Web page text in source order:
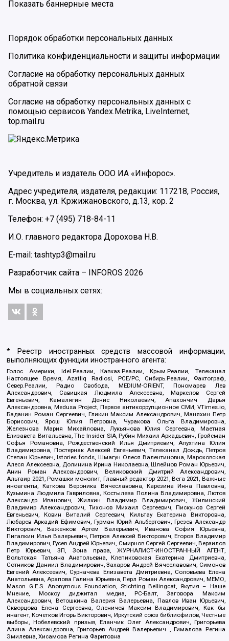
Показать баннерные места
Порядок обработки персональных данных
Политика конфиденциальности и защиты информации
Согласие на обработку персональных данных
обратной связи
Согласие на обработку персональных данных с
помощью сервисов Yandex.Metrika, LiveInternet,
top.mail.ru
Учредитель и издатель ООО ИА «Инфорос».
Адрес учредителя, издателя, редакции: 117218, Россия,
г. Москва, ул. Кржижановского, д.13, кор. 2
Телефон: +7 (495) 718-84-11
И.О. главного редактора Дорохова Н.В.
E-mail: tashtyp3@mail.ru
Разработчик сайта – INFOROS 2026
Мы в социальных сетях:
* Реестр иностранных средств массовой информации,
выполняющих функции иностранного агента:
Голос Америки, Idel.Реалии, Кавказ.Реалии, Крым.Реалии, Телеканал
Настоящее Время, Azatliq Radiosi, PCE/PC, Сибирь.Реалии, Фактограф,
Север.Реалии, Радио Свобода, MEDIUM-ORIENT, Пономарев Лев
Александрович, Савицкая Людмила Алексеевна, Маркелов Сергей
Евгеньевич, Камалягин Денис Николаевич, Апахончич Дарья
Александровна, Medusa Project, Первое антикоррупционное СМИ, VTimes.io,
Баданин Роман Сергеевич, Гликин Максим Александрович, Маняхин Петр
Борисович, Ярош Юлия Петровна, Чуракова Ольга Владимировна,
Железнова Мария Михайловна, Лукьянова Юлия Сергеевна, Маетная
Елизавета Витальевна, The Insider SIA, Рубин Михаил Аркадьевич, Гройсман
Софья Романовна, Рождественский Илья Дмитриевич, Апухтина Юлия
Владимировна, Постернак Алексей Евгеньевич, Телеканал Дождь, Петров
Степан Юрьевич, Istories fonds, Шмагун Олеся Валентиновна, Мароховская
Алеся Алексеевна, Долинина Ирина Николаевна, Шлейнов Роман Юрьевич,
Анин Роман Александрович, Великовский Дмитрий Александрович,
Альтаир 2021, Ромашки монолит, Главный редактор 2021, Вега 2021, Важные
иноагенты, Каткова Вероника Вячеславовна, Карезина Инна Павловна,
Кузьмина Людмила Гавриловна, Костылева Полина Владимировна, Лютов
Александр Иванович, Жилкин Владимир Владимирович, Жилинский
Владимир Александрович, Тихонов Михаил Сергеевич, Пискунов Сергей
Евгеньевич, Ковин Виталий Сергеевич, Кильтау Екатерина Викторовна,
Любарев Аркадий Ефимович, Гурман Юрий Альбертович, Грезев Александр
Викторович, Важенков Артем Валерьевич, Иванова София Юрьевна,
Пигалкин Илья Валерьевич, Петров Алексей Викторович, Егоров Владимир
Владимирович, Гусев Андрей Юрьевич, Смирнов Сергей Сергеевич, Верзилов
Петр Юрьевич, ЗП, Зона права, ЖУРНАЛИСТ-ИНОСТРАННЫЙ АГЕНТ,
Вольтская Татьяна Анатольевна, Клепиковская Екатерина Дмитриевна,
Сотников Даниил Владимирович, Захаров Андрей Вячеславович, Симонов
Евгений Алексеевич, Сурначева Елизавета Дмитриевна, Соловьева Елена
Анатольевна, Арапова Галина Юрьевна, Перл Роман Александрович, МЕМО,
Mason G.E.S. Anonymous Foundation, Stichting Bellingcat, Якутия – Наше
Мнение, Москоу диджитал медиа, РС-Балт, Заговора Максим
Александрович, Ветошкина Валерия Валерьевна, Павлов Иван Юрьевич,
Скворцова Елена Сергеевна, Оленичев Максим Владимирович, Как бы
инагент, Кочетков Игорь Викторович, Иркутский союз библиофилов, Честные
выборы, Нобелевский призыв, Еланчик Олег Александрович, Григорьева
Алина Александровна, Григорьев Андрей Валерьевич , Гималова Регина
Эмилевна, Хисамова Регина Фаритовна